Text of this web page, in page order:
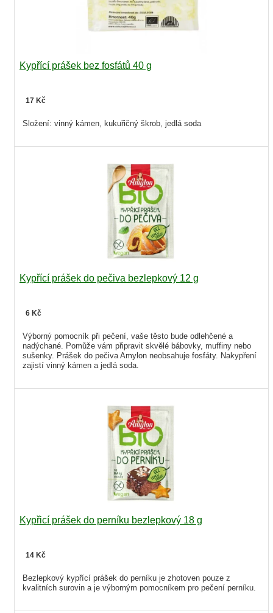
Kypřící prášek bez fosfátů 40 g
17 Kč
Složení: vinný kámen, kukuřičný škrob, jedlá soda
Kypřící prášek do pečiva bezlepkový 12 g
6 Kč
Výborný pomocník při pečení, vaše těsto bude odlehčené a
nadýchané. Pomůže vám připravit skvělé bábovky, muffiny nebo
sušenky. Prášek do pečiva Amylon neobsahuje fosfáty. Nakypření
zajistí vinný kámen a jedlá soda.
Kypřicí prášek do perníku bezlepkový 18 g
14 Kč
Bezlepkový kypřící prášek do perníku je zhotoven pouze z
kvalitních surovin a je výborným pomocníkem pro pečení perníku.